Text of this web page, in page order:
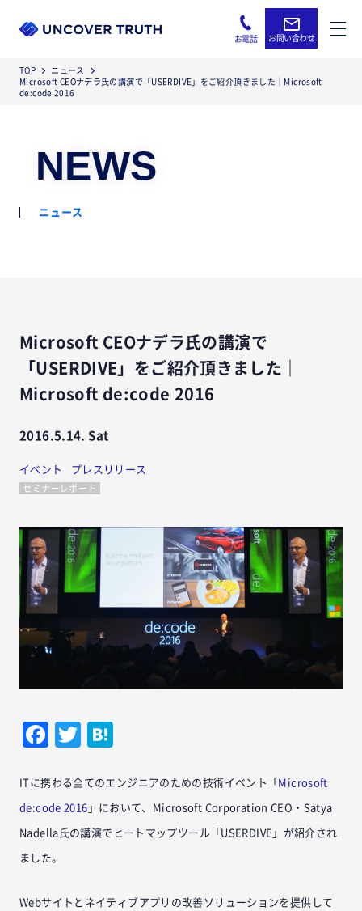
お問い合わせ
お電話
TOP
ニュース
Microsoft CEOナデラ氏の講演で「USERDIVE」をご紹介頂きました｜Microsoft
de:code 2016
NEWS
ニュース
Microsoft CEOナデラ氏の講演で
「USERDIVE」をご紹介頂きました｜
Microsoft de:code 2016
2016.5.14. Sat
イベント プレスリリース
セミナーレポート
Facebook
Twitter
ITに携わる全てのエンジニアのための技術イベント「 Microsoft
de:code 2016 」において、Microsoft Corporation CEO・Satya
Nadella氏の講演でヒートマップツール「USERDIVE」が紹介され
ました。
Webサイトとネイティブアプリの改善ソリューションを提供して